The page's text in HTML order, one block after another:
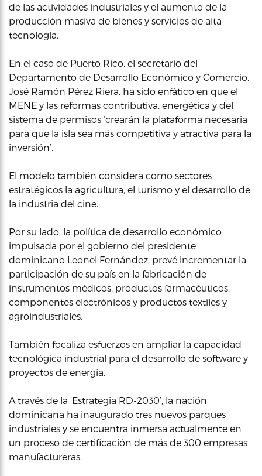
de las actividades industriales y el aumento de la
producción masiva de bienes y servicios de alta
tecnología.
En el caso de Puerto Rico, el secretario del
Departamento de Desarrollo Económico y Comercio,
José Ramón Pérez Riera, ha sido enfático en que el
MENE y las reformas contributiva, energética y del
sistema de permisos ‘crearán la plataforma necesaria
para que la isla sea más competitiva y atractiva para la
inversión’.
El modelo también considera como sectores
estratégicos la agricultura, el turismo y el desarrollo de
la industria del cine.
Por su lado, la política de desarrollo económico
impulsada por el gobierno del presidente
dominicano Leonel Fernández, prevé incrementar la
participación de su país en la fabricación de
instrumentos médicos, productos farmacéuticos,
componentes electrónicos y productos textiles y
agroindustriales.
También focaliza esfuerzos en ampliar la capacidad
tecnológica industrial para el desarrollo de software y
proyectos de energía.
A través de la ‘Estrategia RD-2030’, la nación
dominicana ha inaugurado tres nuevos parques
industriales y se encuentra inmersa actualmente en
un proceso de certificación de más de 300 empresas
manufactureras.